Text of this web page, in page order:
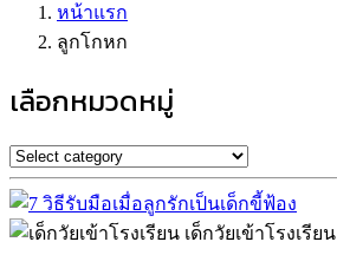
หน้าแรก
ลูกโกหก
เลือกหมวดหมู่
เด็กวัยเข้าโรงเรียน